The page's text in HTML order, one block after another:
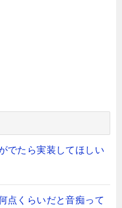
でたら実装してほしい
点くらいだと音痴って